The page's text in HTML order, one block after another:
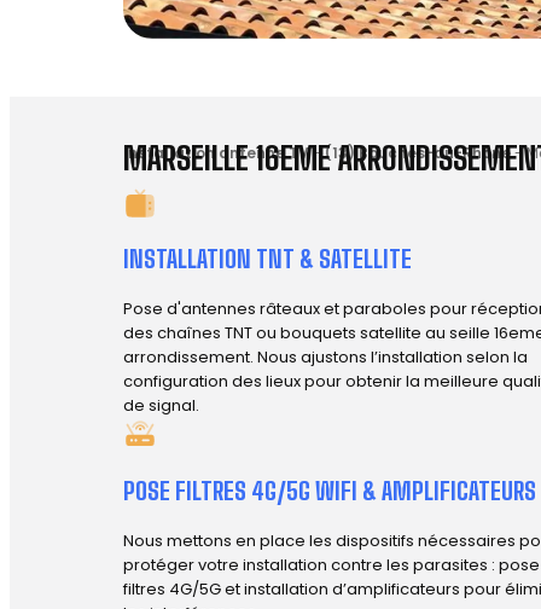
Installation antenne TV-(13) Bouches-du-Rhône-
MARSEILLE 16EME
INSTALLATION TNT & SATELLITE
Pose d'antennes râteaux et paraboles pour
des chaînes TNT ou bouquets satellite au seille
arrondissement. Nous ajustons l’installation selon la
configuration des lieux pour obtenir la meilleure
de signal.
POSE FILTRES 4G/5G WIFI & AMPLIFICATEURS
Nous mettons en place les dispositifs nécessaires
protéger votre installation contre les parasites :
filtres 4G/5G et installation d’amplificateurs pour